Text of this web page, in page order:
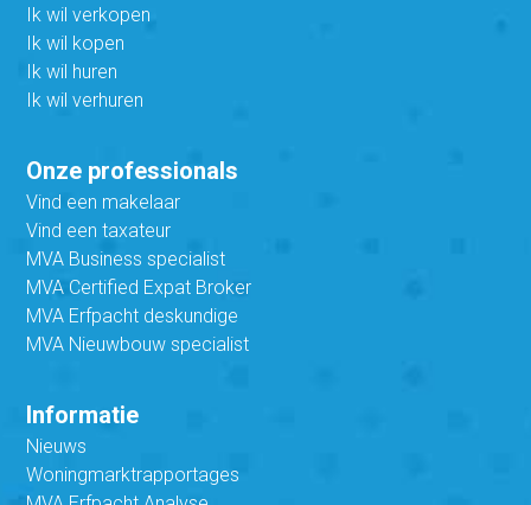
Ik wil verkopen
Ik wil kopen
Ik wil huren
Ik wil verhuren
Onze professionals
Vind een makelaar
Vind een taxateur
MVA Business specialist
MVA Certified Expat Broker
MVA Erfpacht deskundige
MVA Nieuwbouw specialist
Informatie
Nieuws
Woningmarktrapportages